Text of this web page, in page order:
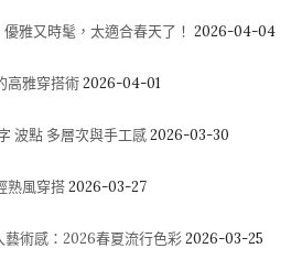
雅又時髦，太適合春天了！ 2026-04-04
高雅穿搭術 2026-04-01
波點 多層次與手工感 2026-03-30
熟風穿搭 2026-03-27
術感：2026春夏流行色彩 2026-03-25